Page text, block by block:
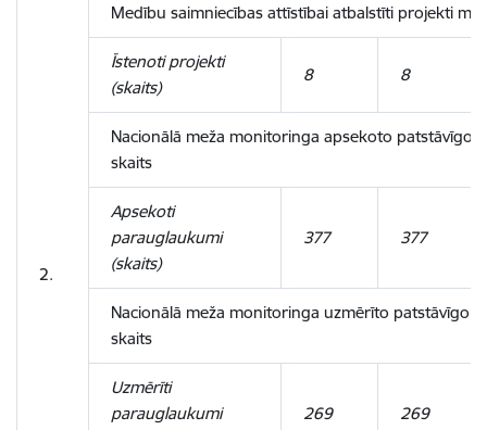
2.
Medību saimniecības attīstībai atbalstīti projekti
Īstenoti projekti
(skaits)
8 8
Nacionālā meža monitoringa apsekoto patstāvīgo
skaits
Apsekoti
parauglaukumi
(skaits)
377 377
Nacionālā meža monitoringa uzmērīto patstāvīgo
skaits
Uzmērīti
parauglaukumi
269 269